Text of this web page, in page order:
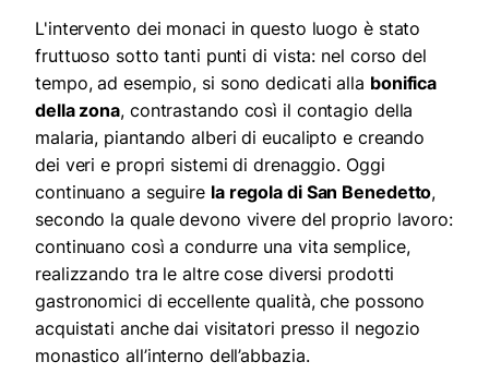
L'intervento dei monaci in questo luogo è stato
fruttuoso sotto tanti punti di vista: nel corso del
tempo, ad esempio, si sono dedicati alla bonifica
della zona, contrastando così il contagio della
malaria, piantando alberi di eucalipto e creando
dei veri e propri sistemi di drenaggio. Oggi
continuano a seguire la regola di San Benedetto,
secondo la quale devono vivere del proprio lavoro:
continuano così a condurre una vita semplice,
realizzando tra le altre cose diversi prodotti
gastronomici di eccellente qualità, che possono
acquistati anche dai visitatori presso il negozio
monastico all’interno dell’abbazia.